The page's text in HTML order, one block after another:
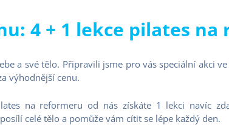
4 + 1 lekce pilates
a své tělo. Připravili jsme pro vás speciální akci
výhodnější cenu.
na reformeru od nás získáte 1 lekci navíc
celé tělo a pomůže vám cítit se lépe každý den.